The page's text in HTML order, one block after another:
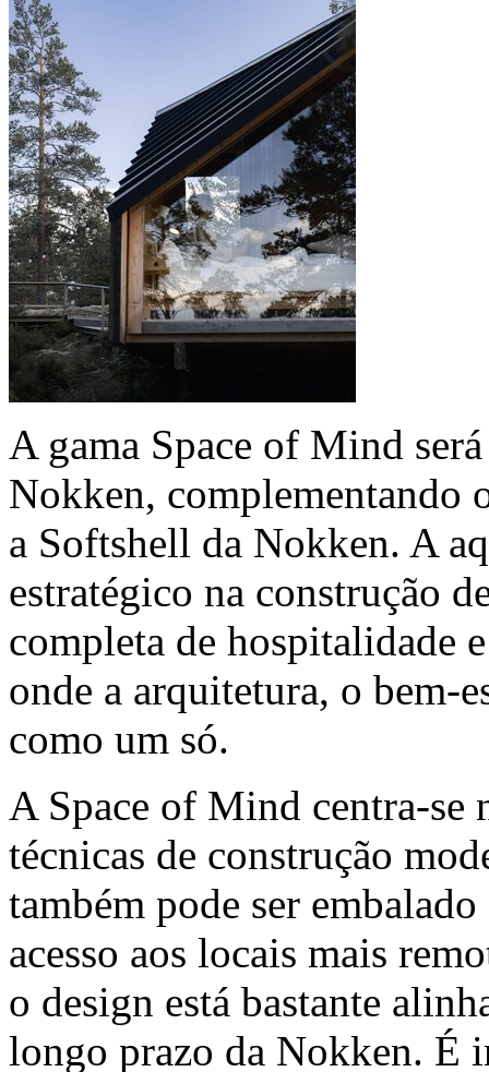
A gama Space of Mind
Nokken, complementando
a Softshell da Nokken. A
estratégico na construção
completa de hospitalidade
onde a arquitetura, o bem-
como um só.
A Space of Mind centra-se
técnicas de construção
também pode ser
acesso aos locais mais
o design está bastante
longo prazo da Nokken. É